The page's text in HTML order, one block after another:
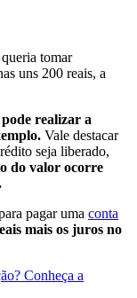
tomar
uns 200 reais, a
realizar a
Vale destacar
seja liberado,
do valor ocorre
pagar uma conta
mais os juros no
Conheça a